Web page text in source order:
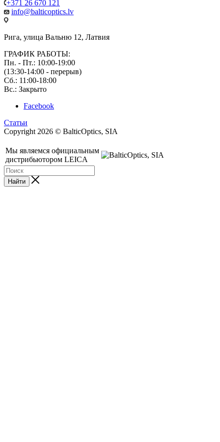
+371 26 670 121
info@balticoptics.lv
Рига, улица Вальню 12, Латвия
ГРАФИК РАБОТЫ:
Пн. - Пт.: 10:00-19:00
(13:30-14:00 - перерыв)
Сб.: 11:00-18:00
Вс.: Закрыто
Facebook
Статьи
Copyright 2026 © BalticOptics, SIA
Мы являемся официальным
дистрибьютором LEICA
Найти